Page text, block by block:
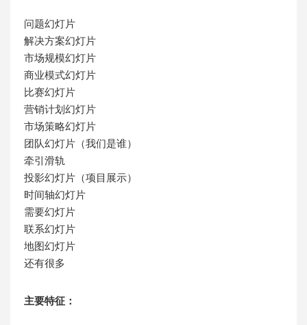
问题幻灯片
解决方案幻灯片
市场规模幻灯片
商业模式幻灯片
比赛幻灯片
营销计划幻灯片
市场策略幻灯片
团队幻灯片（我们是谁）
牵引滑轨
投影幻灯片（项目展示）
时间轴幻灯片
需要幻灯片
联系幻灯片
地图幻灯片
还有很多
主要特征：